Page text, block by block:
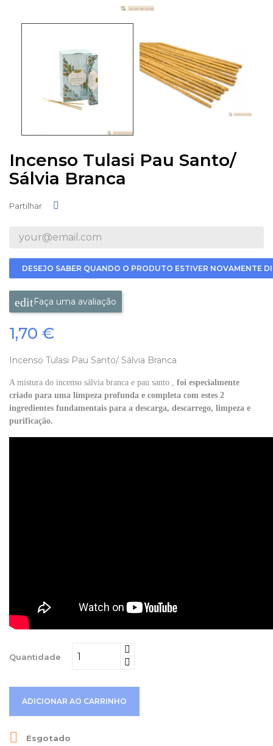
Incenso Tulasi Pau Santo/
Sálvia Branca
Partilhar
DESEJO SABER QUANDO O PRODUTO ESTIVER NOVAMENTE
Faça uma avaliação
1,70 €
Incenso Tulasi Pau Santo/ Sálvia Branca
A mistura do incenso sálvia branca e pau santo , foi especialmente
criado para uma limpeza profunda e completa com estes 2
ingredientes fundamentais para a descarga, descarrego, limpeza e
purificação.
Quantidade
ADICIONAR AO CARRINHO
 Esgotado